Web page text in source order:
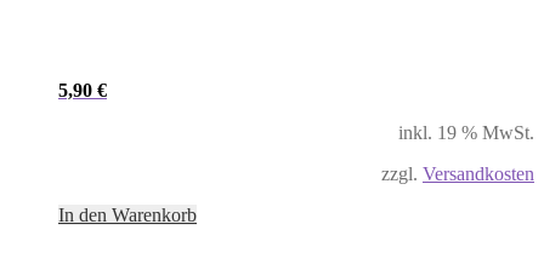
5,90 €
inkl. 19 % MwSt.
zzgl. Versandkosten
In den Warenkorb